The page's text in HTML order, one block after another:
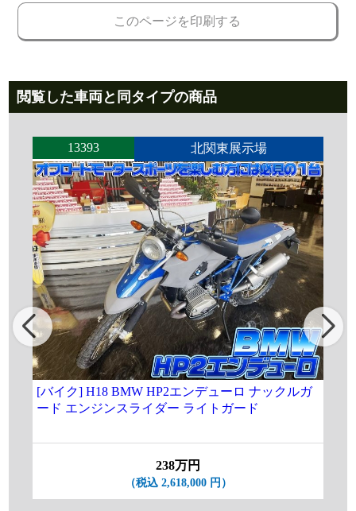
このページを印刷する
閲覧した車両と同タイプの商品
13393 北関東展示場
[バイク] H18 BMW HP2エンデューロ ナックルガ
ード エンジンスライダー ライトガード
238万円
（税込 2,618,000 円）